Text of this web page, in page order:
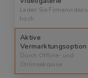
Laden Sie Firmenvideos
hoch
Aktive
Vermarktungsoption
Durch Offline- und
Onlineakquise